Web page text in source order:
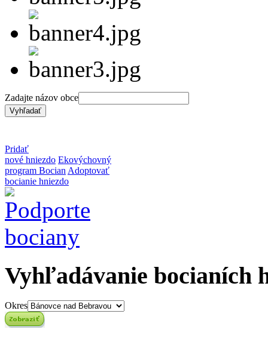
Zadajte názov obce
Pridať
nové hniezdo Ekovýchovný
program Bocian Adoptovať
bocianie hniezdo
Vyhľadávanie bocianích
Okres